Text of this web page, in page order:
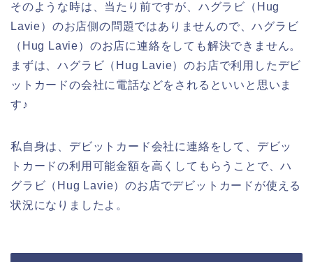
そのような時は、当たり前ですが、ハグラビ（Hug
Lavie）のお店側の問題ではありませんので、ハグラビ
（Hug Lavie）のお店に連絡をしても解決できません。
まずは、ハグラビ（Hug Lavie）のお店で利用したデビ
ットカードの会社に電話などをされるといいと思いま
す♪
私自身は、デビットカード会社に連絡をして、デビッ
トカードの利用可能金額を高くしてもらうことで、ハ
グラビ（Hug Lavie）のお店でデビットカードが使える
状況になりましたよ。